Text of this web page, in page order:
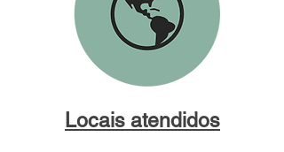
Locais atendidos